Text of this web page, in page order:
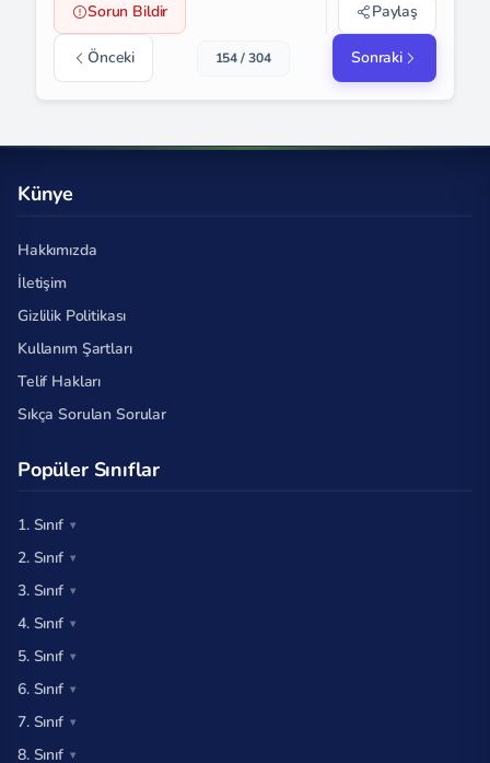
Sorun Bildir Paylaş
Önceki 154 / 304 Sonraki
Künye
Hakkımızda
İletişim
Gizlilik Politikası
Kullanım Şartları
Telif Hakları
Sıkça Sorulan Sorular
Popüler Sınıflar
1. Sınıf
2. Sınıf
3. Sınıf
4. Sınıf
5. Sınıf
6. Sınıf
7. Sınıf
8. Sınıf